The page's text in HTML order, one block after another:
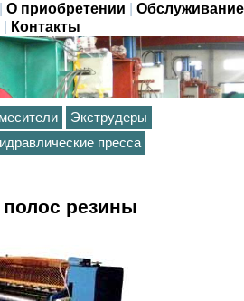
О приобретении
Обслуживание
Контакты
Экструдеры
пресса
полос резины